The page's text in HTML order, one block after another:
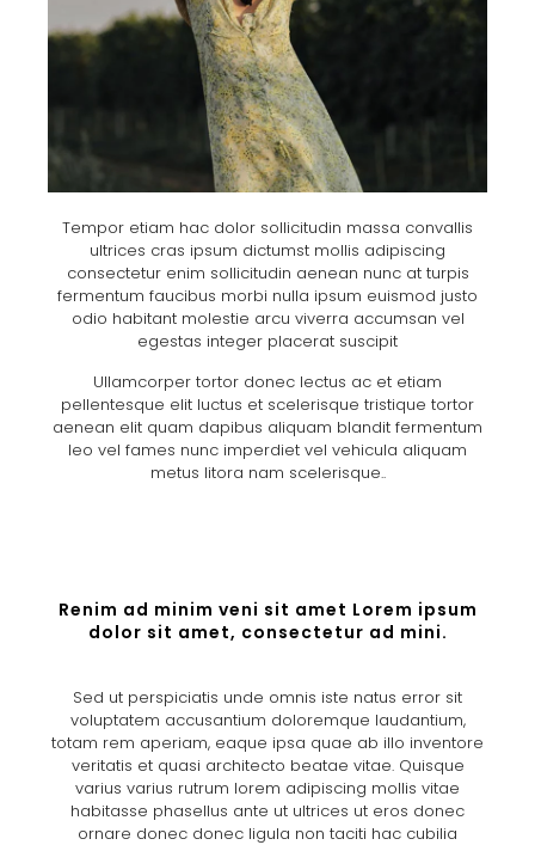
Tempor etiam hac dolor sollicitudin massa convallis
ultrices cras ipsum dictumst mollis adipiscing
consectetur enim sollicitudin aenean nunc at turpis
fermentum faucibus morbi nulla ipsum euismod justo
odio habitant molestie arcu viverra accumsan vel
egestas integer placerat suscipit
Ullamcorper tortor donec lectus ac et etiam
pellentesque elit luctus et scelerisque tristique tortor
aenean elit quam dapibus aliquam blandit fermentum
leo vel fames nunc imperdiet vel vehicula aliquam
metus litora nam scelerisque..
Renim ad minim veni sit amet Lorem ipsum
dolor sit amet, consectetur ad mini.
Sed ut perspiciatis unde omnis iste natus error sit
voluptatem accusantium doloremque laudantium,
totam rem aperiam, eaque ipsa quae ab illo inventore
veritatis et quasi architecto beatae vitae. Quisque
varius varius rutrum lorem adipiscing mollis vitae
habitasse phasellus ante ut ultrices ut eros donec
ornare donec donec ligula non taciti hac cubilia